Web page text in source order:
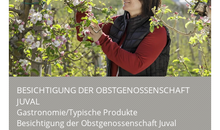
BESICHTIGUNG DER OBSTGENOSSENSCHAFT
JUVAL
Gastronomie/Typische Produkte
Besichtigung der Obstgenossenschaft Juval